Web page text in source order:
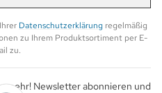
Datenschutzerklärung regelmäßig
zu Ihrem Produktsortiment per E-
zu.
mehr! Newsletter abonnieren und